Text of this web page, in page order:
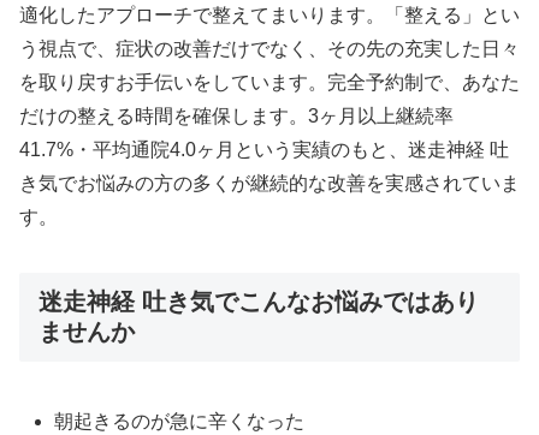
適化したアプローチで整えてまいります。「整える」とい
う視点で、症状の改善だけでなく、その先の充実した日々
を取り戻すお手伝いをしています。完全予約制で、あなた
だけの整える時間を確保します。3ヶ月以上継続率
41.7%・平均通院4.0ヶ月という実績のもと、迷走神経 吐
き気でお悩みの方の多くが継続的な改善を実感されていま
す。
迷走神経 吐き気でこんなお悩みではあり
ませんか
朝起きるのが急に辛くなった